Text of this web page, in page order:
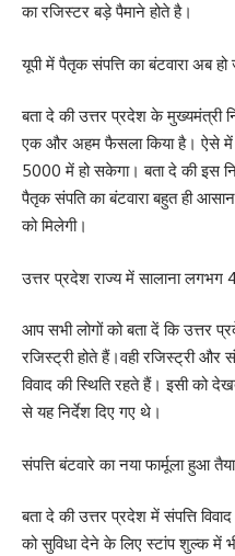
का रजिस्टर बड़े पैमाने होते है।
यूपी में पैतृक संपत्ति का बंटवारा अब
बता दे की उत्तर प्रदेश के मुख्यमंत्री
एक और अहम फैसला किया है। ऐसे में
5000 में हो सकेगा। बता दे की इस
पैतृक संपति का बंटवारा बहुत ही
को मिलेगी।
उत्तर प्रदेश राज्य में सालाना लगभग
आप सभी लोगों को बता दें कि उत्तर
रजिस्ट्री होते हैं।वही रजिस्ट्री और
विवाद की स्थिति रहते हैं। इसी को
से यह निर्देश दिए गए थे।
संपत्ति बंटवारे का नया फार्मूला हुआ
बता दे की उत्तर प्रदेश में संपत्ति
को सुविधा देने के लिए स्टांप शुल्क में